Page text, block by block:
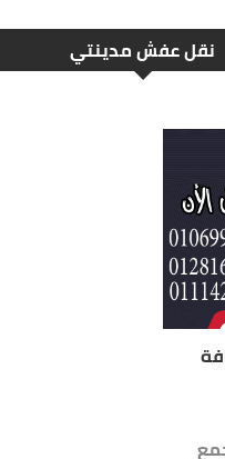
نقل عفش مدينتي